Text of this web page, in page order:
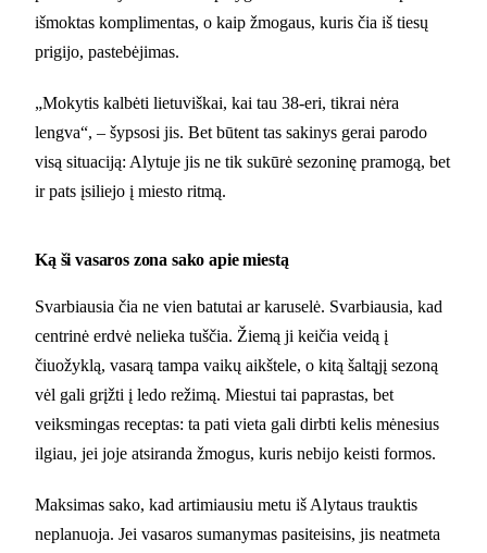
išmoktas komplimentas, o kaip žmogaus, kuris čia iš tiesų
prigijo, pastebėjimas.
„Mokytis kalbėti lietuviškai, kai tau 38-eri, tikrai nėra
lengva“, – šypsosi jis. Bet būtent tas sakinys gerai parodo
visą situaciją: Alytuje jis ne tik sukūrė sezoninę pramogą, bet
ir pats įsiliejo į miesto ritmą.
Ką ši vasaros zona sako apie miestą
Svarbiausia čia ne vien batutai ar karuselė. Svarbiausia, kad
centrinė erdvė nelieka tuščia. Žiemą ji keičia veidą į
čiuožyklą, vasarą tampa vaikų aikštele, o kitą šaltąjį sezoną
vėl gali grįžti į ledo režimą. Miestui tai paprastas, bet
veiksmingas receptas: ta pati vieta gali dirbti kelis mėnesius
ilgiau, jei joje atsiranda žmogus, kuris nebijo keisti formos.
Maksimas sako, kad artimiausiu metu iš Alytaus trauktis
neplanuoja. Jei vasaros sumanymas pasiteisins, jis neatmeta